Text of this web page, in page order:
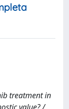
treatment in